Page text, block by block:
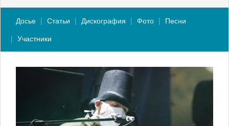
Досье Статьи Дискография Фото
Песни
Участники